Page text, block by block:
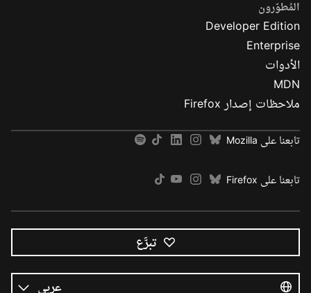
المُطوّرون
Developer Edition
Enterprise
الأدوات
MDN
ملاحظات إصدار Firefox
تابعنا على Mozilla
تابعنا على Firefox
تبرَّع
اللغات
اللغة